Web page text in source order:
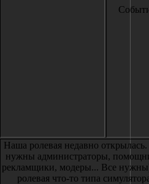
Наша ролевая недавно
нужны администраторы,
рекламщики, модеры... Все
ролевая что-то типа